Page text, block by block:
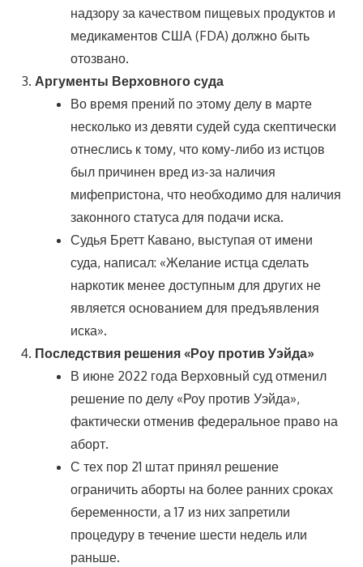
надзору за качеством пищевых продуктов и
медикаментов США (FDA) должно быть
отозвано.
Аргументы Верховного суда
Во время прений по этому делу в марте
несколько из девяти судей суда скептически
отнеслись к тому, что кому-либо из истцов
был причинен вред из-за наличия
мифепристона, что необходимо для наличия
законного статуса для подачи иска.
Судья Бретт Кавано, выступая от имени
суда, написал: «Желание истца сделать
наркотик менее доступным для других не
является основанием для предъявления
иска».
Последствия решения «Роу против Уэйда»
В июне 2022 года Верховный суд отменил
решение по делу «Роу против Уэйда»,
фактически отменив федеральное право на
аборт.
С тех пор 21 штат принял решение
ограничить аборты на более ранних сроках
беременности, а 17 из них запретили
процедуру в течение шести недель или
раньше.